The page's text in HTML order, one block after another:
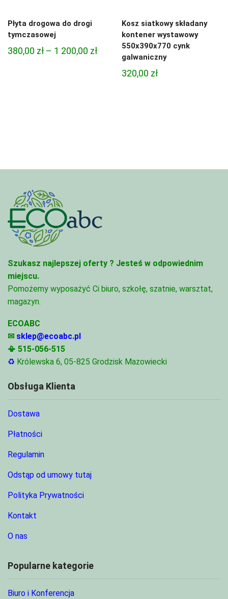
Płyta drogowa do drogi
tymczasowej
380,00 zł – 1 200,00 złZakres
Kosz siatkowy składany
kontener wystawowy
550x390x770 cynk
galwaniczny
320,00 zł
Szukasz najlepszej oferty ? Jesteś w odpowiednim
miejscu.
Pomożemy wyposażyć Ci biuro, szkołę, szatnie, warsztat,
magazyn.
ECOABC
✉ sklep@ecoabc.pl
📳 515-056-515
♻ Królewska 6, 05-825 Grodzisk Mazowiecki
Obsługa Klienta
Dostawa
Płatności
Regulamin
Odstąp od umowy tutaj
Polityka Prywatności
Kontakt
O nas
Popularne kategorie
Biuro i Konferencja